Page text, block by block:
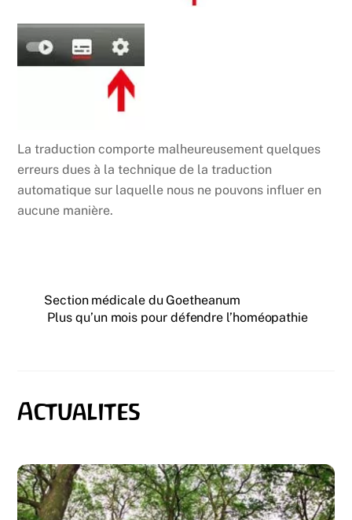
La traduction comporte malheureusement quelques
erreurs dues à la technique de la traduction
automatique sur laquelle nous ne pouvons influer en
aucune manière.
Section médicale du Goetheanum
Plus qu’un mois pour défendre l’homéopathie